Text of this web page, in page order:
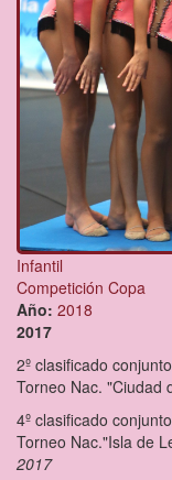
Infantil
Competición Copa
Año: 2018
2017
2º clasificado
Torneo Nac. "Ciudad
4º clasificado
Torneo Nac."Isla de
2017